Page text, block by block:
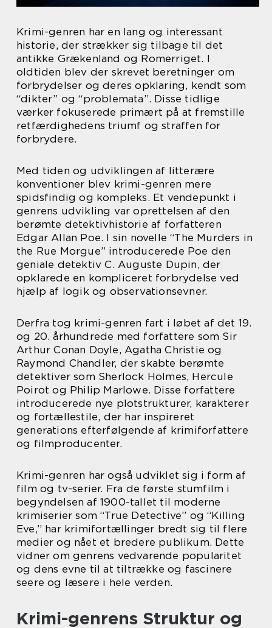
Krimi-genren har en lang og interessant
historie, der strækker sig tilbage til det
antikke Grækenland og Romerriget. I
oldtiden blev der skrevet beretninger om
forbrydelser og deres opklaring, kendt som
“dikter” og “problemata”. Disse tidlige
værker fokuserede primært på at fremstille
retfærdighedens triumf og straffen for
forbrydere.
Med tiden og udviklingen af litterære
konventioner blev krimi-genren mere
spidsfindig og kompleks. Et vendepunkt i
genrens udvikling var oprettelsen af den
berømte detektivhistorie af forfatteren
Edgar Allan Poe. I sin novelle “The Murders in
the Rue Morgue” introducerede Poe den
geniale detektiv C. Auguste Dupin, der
opklarede en kompliceret forbrydelse ved
hjælp af logik og observationsevner.
Derfra tog krimi-genren fart i løbet af det 19.
og 20. århundrede med forfattere som Sir
Arthur Conan Doyle, Agatha Christie og
Raymond Chandler, der skabte berømte
detektiver som Sherlock Holmes, Hercule
Poirot og Philip Marlowe. Disse forfattere
introducerede nye plotstrukturer, karakterer
og fortællestile, der har inspireret
generations efterfølgende af krimiforfattere
og filmproducenter.
Krimi-genren har også udviklet sig i form af
film og tv-serier. Fra de første stumfilm i
begyndelsen af 1900-tallet til moderne
krimiserier som “True Detective” og “Killing
Eve,” har krimifortællinger bredt sig til flere
medier og nået et bredere publikum. Dette
vidner om genrens vedvarende popularitet
og dens evne til at tiltrække og fascinere
seere og læsere i hele verden.
Krimi-genrens Struktur og